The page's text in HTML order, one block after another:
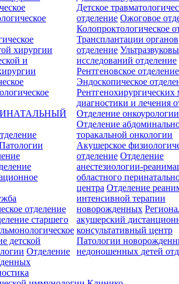
хирургии
и
Детское
отделение Ожоговое
Колопроктологическое
Трансплантации органов
отделение
исследований отделение
Рентгеновское отделение
Эндоскопическое
Рентгенохирургических
диагностики и лечения
Отделение онкоурологии
Отделение
торакальной онкологии
Акушерское
отделение Отделение
анестезиологии-
областного
центра Отделение
интенсивной терапии
новорожденных
акушерский
консультативный центр
Патологии
недоношенных детей
отделение
старшего
детской
Отделение